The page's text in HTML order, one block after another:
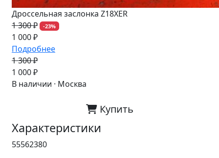
Дроссельная заслонка Z18XER
1 300 ₽
-23%
1 000 ₽
Подробнее
1 300 ₽
1 000 ₽
В наличии · Москва
Купить
Характеристики
55562380